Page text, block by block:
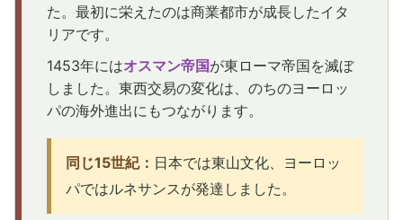
た。最初に栄えたのは商業都市が成長したイタ
リアです。
1453年にはオスマン帝国が東ローマ帝国を滅ぼ
しました。東西交易の変化は、のちのヨーロッ
パの海外進出にもつながります。
同じ15世紀： 日本では東山文化、ヨーロッ
パではルネサンスが発達しました。